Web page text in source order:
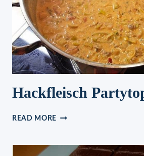
Hackfleisch
READ MORE HACKFLEISCH